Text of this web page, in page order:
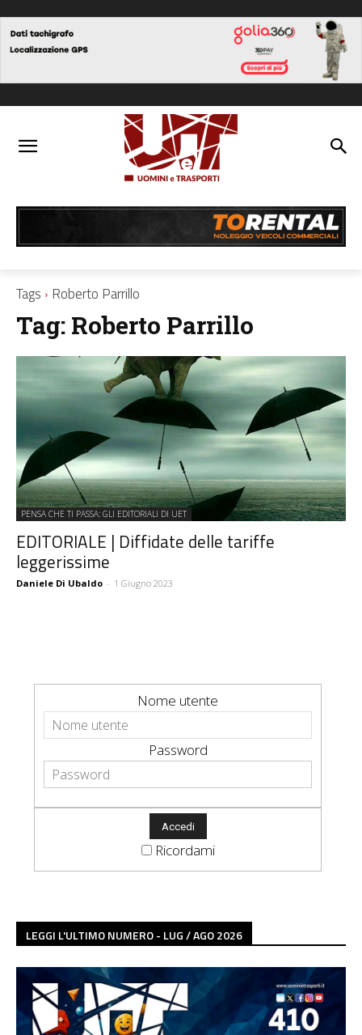
Tags Roberto Parrillo
Tag: Roberto Parrillo
PENSA CHE TI PASSA: GLI EDITORIALI DI UET
EDITORIALE | Diffidate delle tariffe
leggerissime
Daniele Di Ubaldo - 1 Giugno 2023
Nome utente
Password
Ricordami
LEGGI L'ULTIMO NUMERO - LUG / AGO 2026